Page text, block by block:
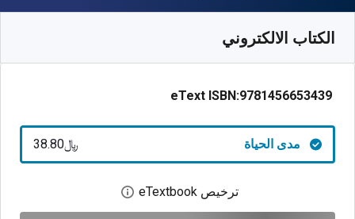
الكتاب الالكتروني
eText ISBN:9781456653439
مدى الحياة ﷼‎38.80
ترخيص eTextbook افتح مربع حوار